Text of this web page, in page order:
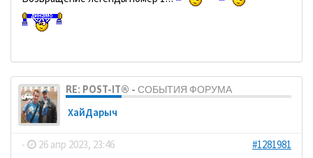
RE: POST-IT® - СОБЫТИЯ ФОРУМА
ХайДарыч
- 26 апр 2023, 23:46
#1281981